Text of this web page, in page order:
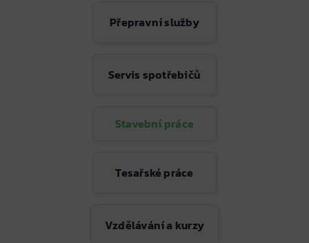
Přepravní služby
Servis spotřebičů
Stavební práce
Tesařské práce
Vzdělávání a kurzy